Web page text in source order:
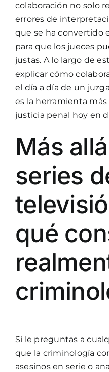
colaboración no solo
errores de
que se ha convertido
para que los jueces
justas. A lo largo de
explicar cómo
el día a día de un
es la herramienta
justicia penal hoy en
Más
series
qué
Si le preguntas a
que la criminología
asesinos en serie o